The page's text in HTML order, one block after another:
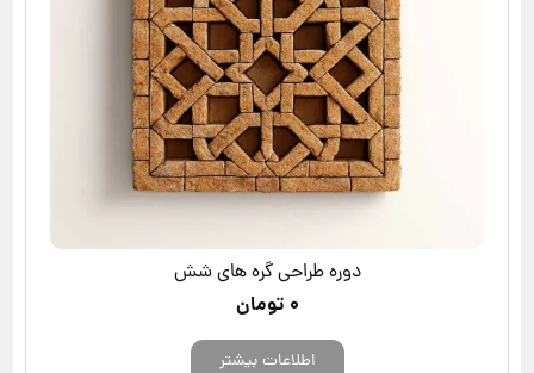
دوره طراحی گره های شش
۰ تومان
اطلاعات بیشتر